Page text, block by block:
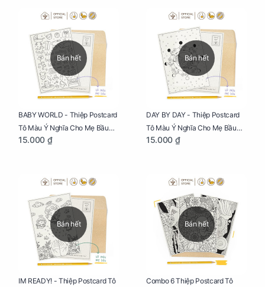
Bán hết
BABY WORLD - Thiệp Postcard
Tô Màu Ý Nghĩa Cho Mẹ Bầu
Sáng Tạo, Thư Giãn Và Hạnh
15.000 ₫
Bán hết
DAY BY DAY - Thiệp Postcard
Tô Màu Ý Nghĩa Cho Mẹ Bầu
Sáng Tạo, Thư Giãn Và Hạnh
15.000 ₫
Bán hết
IM READY! - Thiệp Postcard Tô
Bán hết
Combo 6 Thiệp Postcard Tô